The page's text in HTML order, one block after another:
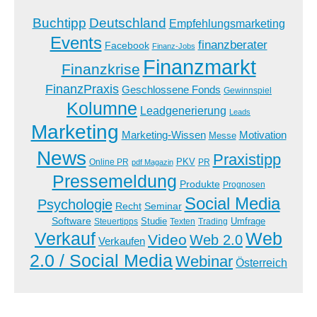
Buchtipp Deutschland Empfehlungsmarketing
Events Facebook Finanz-Jobs finanzberater
Finanzkrise Finanzmarkt
FinanzPraxis Geschlossene Fonds Gewinnspiel
Kolumne Leadgenerierung Leads
Marketing Marketing-Wissen Messe Motivation
News Online PR pdf Magazin PKV PR Praxistipp
Pressemeldung Produkte Prognosen
Psychologie Recht Seminar Social Media
Software Steuertipps Studie Texten Trading Umfrage
Verkauf Verkaufen Video Web 2.0Web
2.0 / Social MediaWebinar Österreich